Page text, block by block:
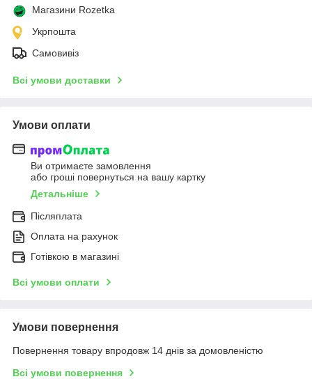
Магазини Rozetka
Укрпошта
Самовивіз
Всі умови доставки
Умови оплати
Ви отримаєте замовлення
або гроші повернуться на вашу картку
Детальніше
Післяплата
Оплата на рахунок
Готівкою в магазині
Всі умови оплати
Умови повернення
Повернення товару впродовж 14 днів за домовленістю
Всі умови повернення